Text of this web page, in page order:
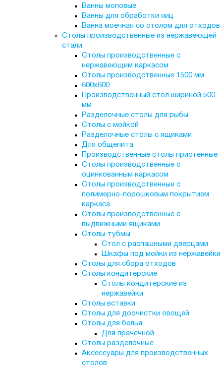
Ванны моповые
Ванны для обработки яиц
Ванна моечная со столом для отходов
Столы производственные из нержавеющей
стали
Столы производственные с
нержавеющим каркасом
Столы производственные 1500 мм
600х600
Производственный стол шириной 500
мм
Разделочные столы для рыбы
Столы с мойкой
Разделочные столы с ящиками
Для общепита
Производственные столы пристенные
Столы производственные с
оцинкованным каркасом
Столы производственные с
полимерно-порошковым покрытием
каркаса
Столы производственные с
выдвижными ящиками
Столы-тубмы
Стол с распашными дверцами
Шкафы под мойки из нержавейки
Столы для сбора отходов
Столы кондитерские
Столы кондитерские из
нержавейки
Столы вставки
Столы для доочистки овощей
Столы для белья
Для прачечной
Столы разделочные
Аксессуары для производственных
столов